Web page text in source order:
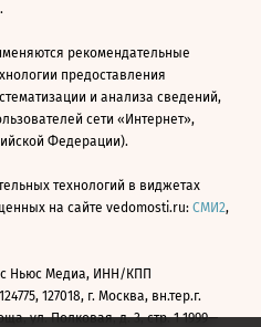
рекомендательные
предоставления
и анализа сведений,
сети «Интернет»,
Федерации).
технологий в виджетах
на сайте vedomosti.ru: СМИ2,
Ньюс Медиа, ИНН/КПП
127018, г. Москва, вн.тер.г.
ул. Полковая, д. 3, стр. 1 1999—